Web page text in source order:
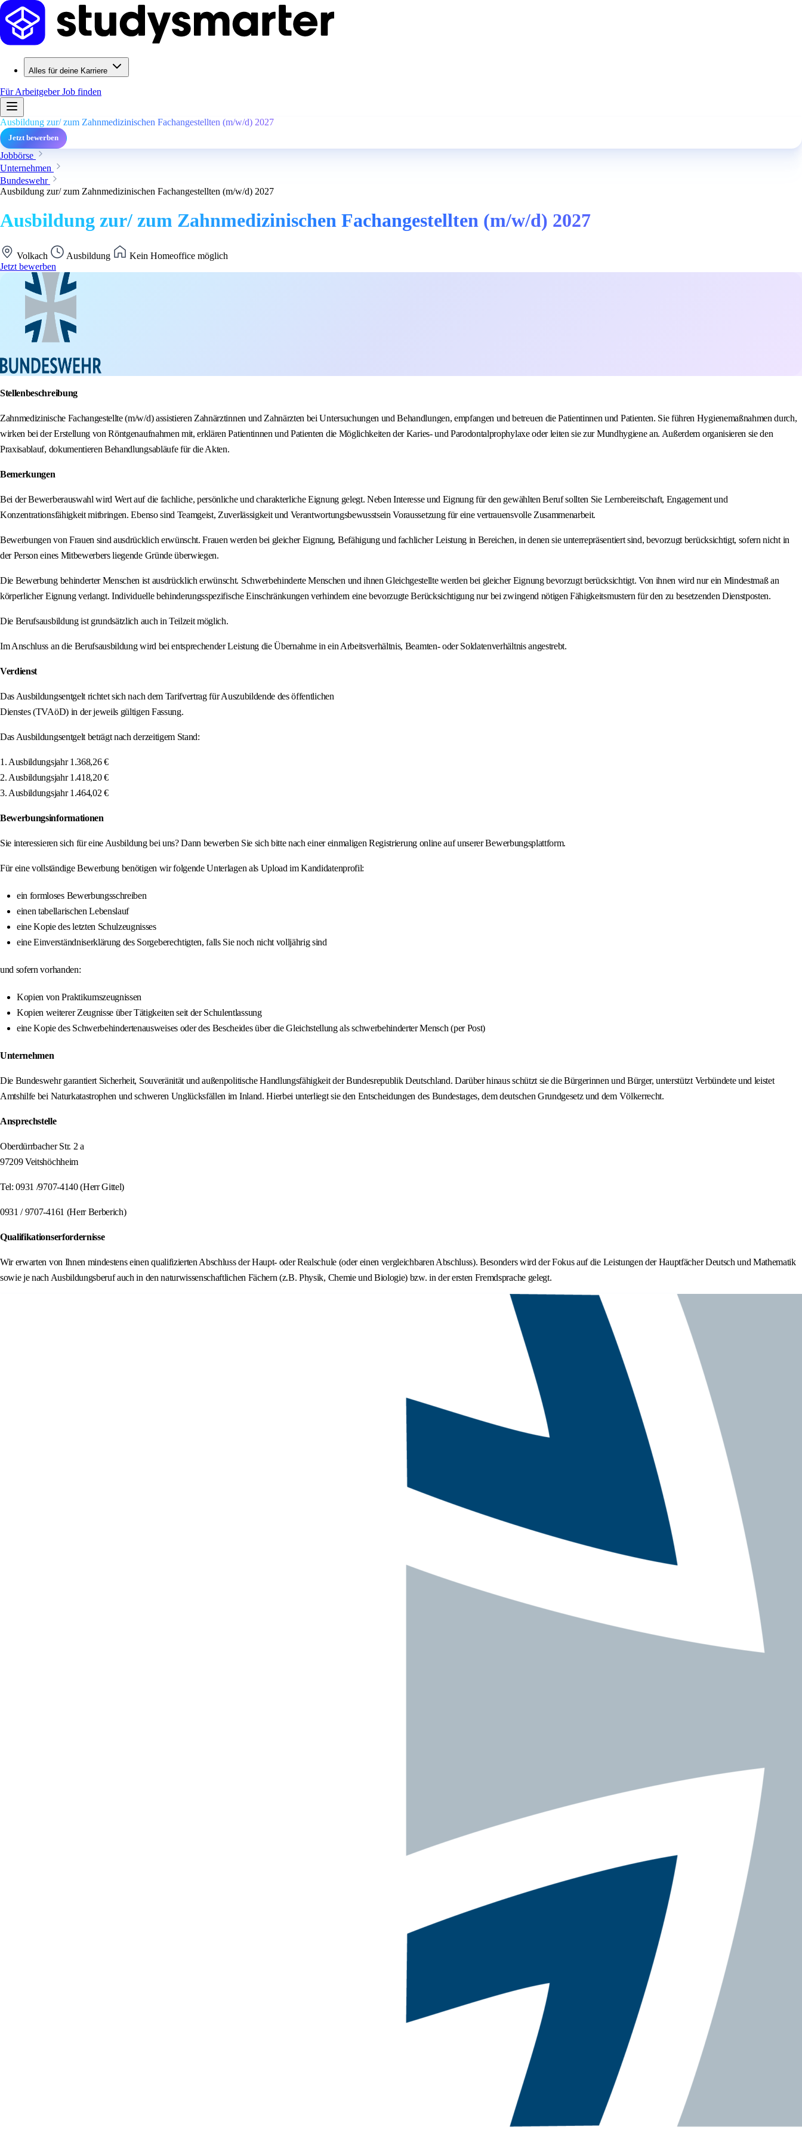
Alles für deine Karriere
Für ArbeitgeberJob finden
Ausbildung zur/ zum Zahnmedizinischen Fachangestellten (m/w/d) 2027
Jetzt bewerben
Jobbörse
Unternehmen
Bundeswehr
Ausbildung zur/ zum Zahnmedizinischen Fachangestellten (m/w/d) 2027
Ausbildung zur/ zum Zahnmedizinischen Fachangestellten (m/w/d) 2027
Volkach Ausbildung
Kein Homeoffice möglich
Jetzt bewerben
Stellenbeschreibung
Zahnmedizinische Fachangestellte (m/w/d) assistieren Zahnärztinnen und Zahnärzten bei Untersuchungen und Behandlungen, empfangen und betreuen die Patientinnen und Patienten. Sie führen Hygienemaßnahmen durch,
wirken bei der Erstellung von Röntgenaufnahmen mit, erklären Patientinnen und Patienten die Möglichkeiten der Karies- und Parodontalprophylaxe oder leiten sie zur Mundhygiene an. Außerdem organisieren sie den
Praxisablauf, dokumentieren Behandlungsabläufe für die Akten.
Bemerkungen
Bei der Bewerberauswahl wird Wert auf die fachliche, persönliche und charakterliche Eignung gelegt. Neben Interesse und Eignung für den gewählten Beruf sollten Sie Lernbereitschaft, Engagement und
Konzentrationsfähigkeit mitbringen. Ebenso sind Teamgeist, Zuverlässigkeit und Verantwortungsbewusstsein Voraussetzung für eine vertrauensvolle Zusammenarbeit.
Bewerbungen von Frauen sind ausdrücklich erwünscht. Frauen werden bei gleicher Eignung, Befähigung und fachlicher Leistung in Bereichen, in denen sie unterrepräsentiert sind, bevorzugt berücksichtigt, sofern nicht in
der Person eines Mitbewerbers liegende Gründe überwiegen.
Die Bewerbung behinderter Menschen ist ausdrücklich erwünscht. Schwerbehinderte Menschen und ihnen Gleichgestellte werden bei gleicher Eignung bevorzugt berücksichtigt. Von ihnen wird nur ein Mindestmaß an
körperlicher Eignung verlangt. Individuelle behinderungsspezifische Einschränkungen verhindern eine bevorzugte Berücksichtigung nur bei zwingend nötigen Fähigkeitsmustern für den zu besetzenden Dienstposten.
Die Berufsausbildung ist grundsätzlich auch in Teilzeit möglich.
Im Anschluss an die Berufsausbildung wird bei entsprechender Leistung die Übernahme in ein Arbeitsverhältnis, Beamten- oder Soldatenverhältnis angestrebt.
Verdienst
Das Ausbildungsentgelt richtet sich nach dem Tarifvertrag für Auszubildende des öffentlichen
Dienstes (TVAöD) in der jeweils gültigen Fassung.
Das Ausbildungsentgelt beträgt nach derzeitigem Stand:
1. Ausbildungsjahr 1.368,26 €
2. Ausbildungsjahr 1.418,20 €
3. Ausbildungsjahr 1.464,02 €
Bewerbungsinformationen
Sie interessieren sich für eine Ausbildung bei uns? Dann bewerben Sie sich bitte nach einer einmaligen Registrierung online auf unserer Bewerbungsplattform.
Für eine vollständige Bewerbung benötigen wir folgende Unterlagen als Upload im Kandidatenprofil:
ein formloses Bewerbungsschreiben
einen tabellarischen Lebenslauf
eine Kopie des letzten Schulzeugnisses
eine Einverständniserklärung des Sorgeberechtigten, falls Sie noch nicht volljährig sind
und sofern vorhanden:
Kopien von Praktikumszeugnissen
Kopien weiterer Zeugnisse über Tätigkeiten seit der Schulentlassung
eine Kopie des Schwerbehindertenausweises oder des Bescheides über die Gleichstellung als schwerbehinderter Mensch (per Post)
Unternehmen
Die Bundeswehr garantiert Sicherheit, Souveränität und außenpolitische Handlungsfähigkeit der Bundesrepublik Deutschland. Darüber hinaus schützt sie die Bürgerinnen und Bürger, unterstützt Verbündete und leistet
Amtshilfe bei Naturkatastrophen und schweren Unglücksfällen im Inland. Hierbei unterliegt sie den Entscheidungen des Bundestages, dem deutschen Grundgesetz und dem Völkerrecht.
Ansprechstelle
Oberdürrbacher Str. 2 a
97209 Veitshöchheim
Tel: 0931 /9707-4140 (Herr Gittel)
0931 / 9707-4161 (Herr Berberich)
Qualifikationserfordernisse
Wir erwarten von Ihnen mindestens einen qualifizierten Abschluss der Haupt- oder Realschule (oder einen vergleichbaren Abschluss). Besonders wird der Fokus auf die Leistungen der Hauptfächer Deutsch und Mathematik
sowie je nach Ausbildungsberuf auch in den naturwissenschaftlichen Fächern (z.B. Physik, Chemie und Biologie) bzw. in der ersten Fremdsprache gelegt.